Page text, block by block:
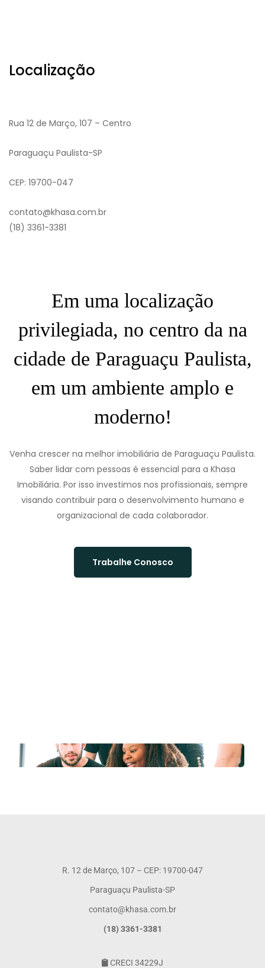
Localização
Rua 12 de Março, 107 – Centro
Paraguaçu Paulista-SP
CEP: 19700-047
contato@khasa.com.br
(18) 3361-3381
Em uma localização
privilegiada, no centro da na
cidade de Paraguaçu Paulista,
em um ambiente amplo e
moderno!
Venha crescer na melhor imobiliária de Paraguaçu Paulista.
Saber lidar com pessoas é essencial para a Khasa
Imobiliária. Por isso investimos nos profissionais, sempre
visando contribuir para o desenvolvimento humano e
organizacional de cada colaborador.
Trabalhe Conosco
R. 12 de Março, 107 – CEP: 19700-047
Paraguaçu Paulista-SP
contato@khasa.com.br
(18) 3361-3381
CRECI 34229J